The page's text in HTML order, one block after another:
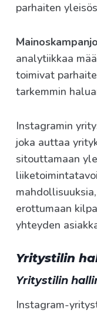
parhaiten
analytiikkaa
toimivat
tarkemmin
Instagramin
joka auttaa
sitouttamaan
erottumaan
yhteyden
Yritystilin
Yritystilin
Instagram-